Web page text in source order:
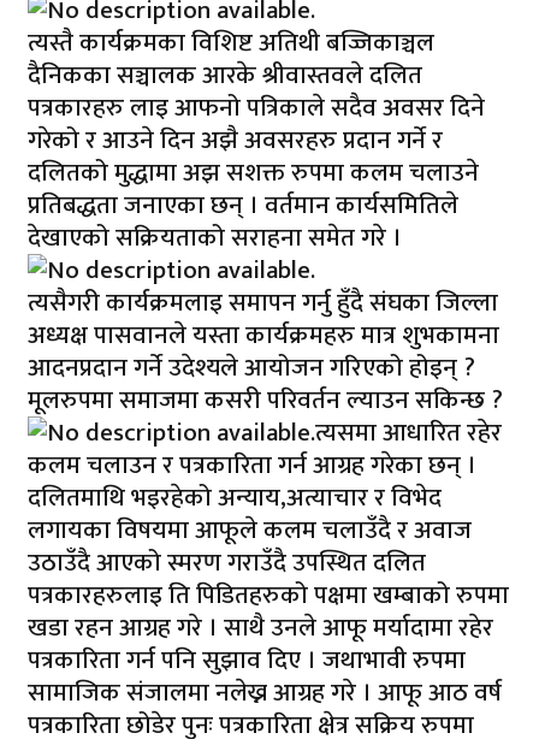
त्यस्तै कार्यक्रमका विशिष्ट अतिथी बज्जिकाञ्चल
दैनिकका सञ्चालक आरके श्रीवास्तवले दलित
पत्रकारहरु लाइ आफनो पत्रिकाले सदैव अवसर दिने
गरेको र आउने दिन अझै अवसरहरु प्रदान गर्ने र
दलितको मुद्धामा अझ सशक्त रुपमा कलम चलाउने
प्रतिबद्धता जनाएका छन् । वर्तमान कार्यसमितिले
देखाएको सक्रियताको सराहना समेत गरे ।
त्यसैगरी कार्यक्रमलाइ समापन गर्नु हुँदै संघका जिल्ला
अध्यक्ष पासवानले यस्ता कार्यक्रमहरु मात्र शुभकामना
आदनप्रदान गर्ने उदेश्यले आयोजन गरिएको होइन् ?
मूलरुपमा समाजमा कसरी परिवर्तन ल्याउन सकिन्छ ?
त्यसमा आधारित रहेर
कलम चलाउन र पत्रकारिता गर्न आग्रह गरेका छन् ।
दलितमाथि भइरहेको अन्याय,अत्याचार र विभेद
लगायका विषयमा आफूले कलम चलाउँदै र अवाज
उठाउँदै आएको स्मरण गराउँदै उपस्थित दलित
पत्रकारहरुलाइ ति पिडितहरुको पक्षमा खम्बाको रुपमा
खडा रहन आग्रह गरे । साथै उनले आफू मर्यादामा रहेर
पत्रकारिता गर्न पनि सुझाव दिए । जथाभावी रुपमा
सामाजिक संजालमा नलेख्न आग्रह गरे । आफू आठ वर्ष
पत्रकारिता छोडेर पुनः पत्रकारिता क्षेत्र सक्रिय रुपमा